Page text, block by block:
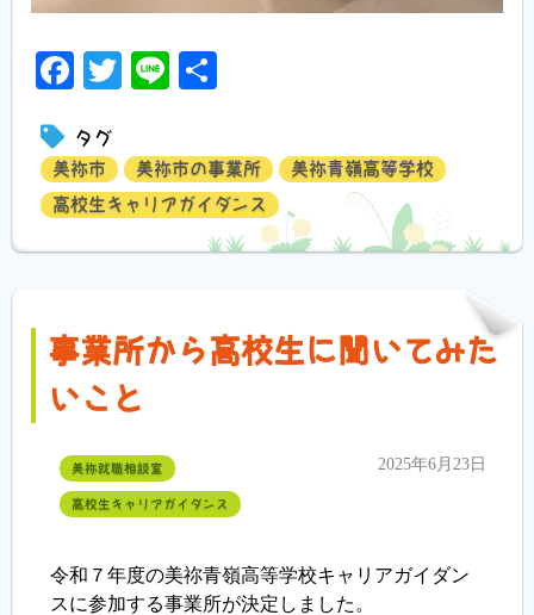
Facebook
Twitter
Line
タグ
美祢市 美祢市の事業所
美祢青嶺高等学校
高校生キャリアガイダンス
事業所から高校生に聞いてみた
いこと
美祢就職相談室
高校生キャリアガイダンス
2025年6月23日
令和７年度の美祢青嶺高等学校キャリアガイダン
スに参加する事業所が決定しました。